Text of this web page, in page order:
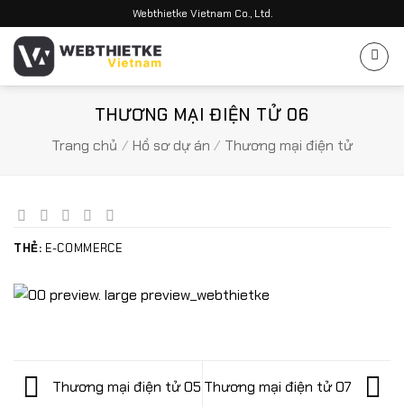
qua
dung
Webthietke Vietnam Co., Ltd.
THƯƠNG MẠI ĐIỆN TỬ 06
Trang chủ / Hồ sơ dự án / Thương mại điện tử
THẺ: E-COMMERCE
Thương mại điện tử 05 Thương mại điện tử 07